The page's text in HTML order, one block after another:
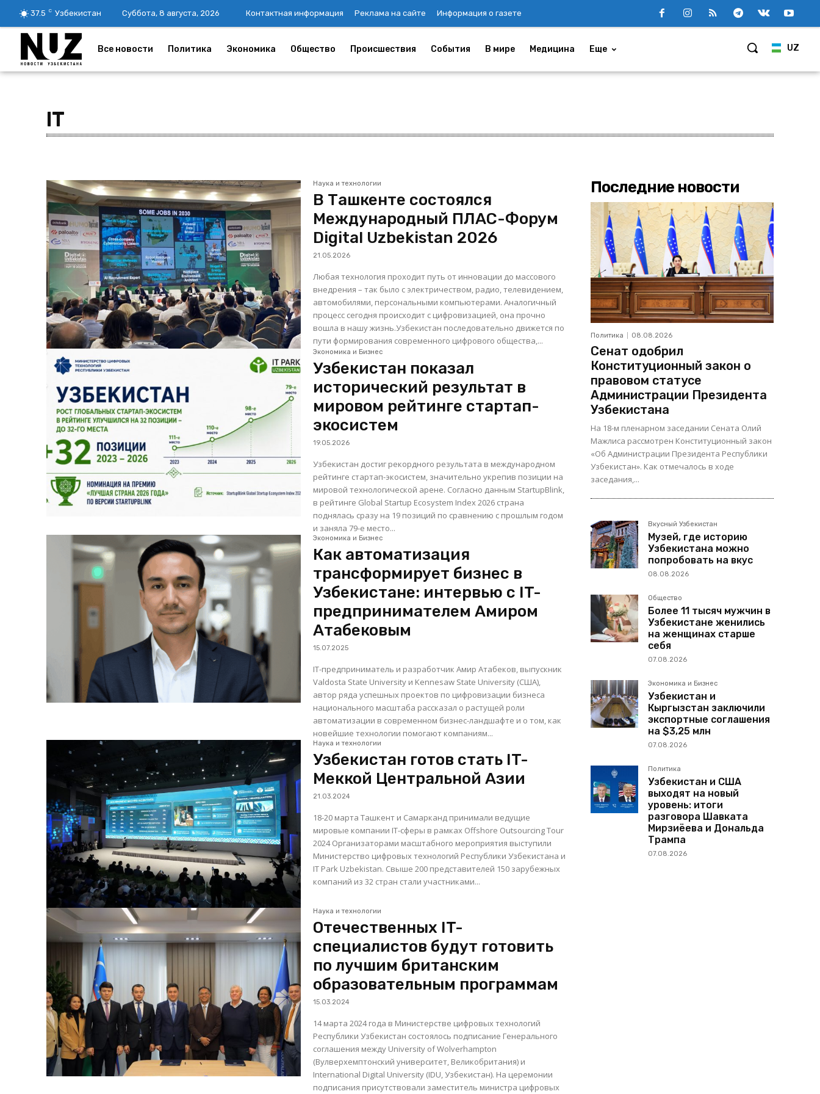
37.5 C Узбекистан Суббота, 8 августа, 2026 Контактная информация Реклама на сайте Информация о газете
UZ
Все новости Политика Экономика Общество Происшествия События В мире Медицина Еще
IT
Наука и технологии
В Ташкенте состоялся
Международный ПЛАС-Форум
Digital Uzbekistan 2026
21.05.2026
Любая технология проходит путь от инновации до массового
внедрения – так было с электричеством, радио, телевидением,
автомобилями, персональными компьютерами. Аналогичный
процесс сегодня происходит с цифровизацией, она прочно
вошла в нашу жизнь.Узбекистан последовательно движется по
пути формирования современного цифрового общества,...
Экономика и Бизнес
Узбекистан показал
исторический результат в
мировом рейтинге стартап-
экосистем
19.05.2026
Узбекистан достиг рекордного результата в международном
рейтинге стартап-экосистем, значительно укрепив позиции на
мировой технологической арене. Согласно данным StartupBlink,
в рейтинге Global Startup Ecosystem Index 2026 страна
поднялась сразу на 19 позиций по сравнению с прошлым годом
и заняла 79-е место...
Экономика и Бизнес
Как автоматизация
трансформирует бизнес в
Узбекистане: интервью с IT-
предпринимателем Амиром
Атабековым
15.07.2025
IT-предприниматель и разработчик Амир Атабеков, выпускник
Valdosta State University и Kennesaw State University (США),
автор ряда успешных проектов по цифровизации бизнеса
национального масштаба рассказал о растущей роли
автоматизации в современном бизнес-ландшафте и о том, как
новейшие технологии помогают компаниям...
Наука и технологии
Узбекистан готов стать IT-
Меккой Центральной Азии
21.03.2024
18-20 марта Ташкент и Самарканд принимали ведущие
мировые компании IT-сферы в рамках Offshore Outsourcing Tour
2024 Организаторами масштабного мероприятия выступили
Министерство цифровых технологий Республики Узбекистана и
IT Park Uzbekistan. Свыше 200 представителей 150 зарубежных
компаний из 32 стран стали участниками...
Наука и технологии
Отечественных IT-
специалистов будут готовить
по лучшим британским
образовательным программам
15.03.2024
14 марта 2024 года в Министерстве цифровых технологий
Республики Узбекистан состоялось подписание Генерального
соглашения между University of Wolverhampton
(Вулверхемптонский университет, Великобритания) и
International Digital University (IDU, Узбекистан). На церемонии
подписания присутствовали заместитель министра цифровых
Последние новости
Политика 08.08.2026
Сенат одобрил
Конституционный закон о
правовом статусе
Администрации Президента
Узбекистана
На 18-м пленарном заседании Сената Олий
Мажлиса рассмотрен Конституционный закон
«Об Администрации Президента Республики
Узбекистан». Как отмечалось в ходе
заседания,...
Вкусный Узбекистан
Музей, где историю
Узбекистана можно
попробовать на вкус
08.08.2026
Общество
Более 11 тысяч мужчин в
Узбекистане женились
на женщинах старше
себя
07.08.2026
Экономика и Бизнес
Узбекистан и
Кыргызстан заключили
экспортные соглашения
на $3,25 млн
07.08.2026
Политика
Узбекистан и США
выходят на новый
уровень: итоги
разговора Шавката
Мирзиёева и Дональда
Трампа
07.08.2026